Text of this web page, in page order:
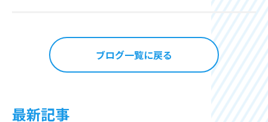
ブログ一覧に戻る
最新記事